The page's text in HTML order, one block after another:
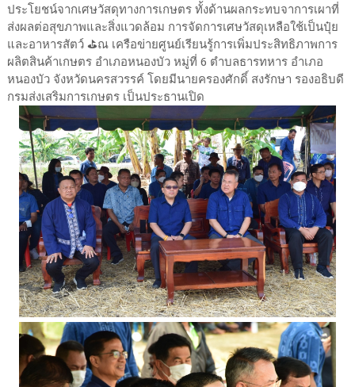
ประโยชน์จากเศษวัสดุทางการเกษตร ทั้งด้านผลกระทบจาการเผาที่
ส่งผลต่อสุขภาพและสิ่งแวดล้อม การจัดการเศษวัสดุเหลือใช้เป็นปุ๋ย
และอาหารสัตว์ ⛳️ณ เครือข่ายศูนย์เรียนรู้การเพิ่มประสิทธิภาพการ
ผลิตสินค้าเกษตร อำเภอหนองบัว หมู่ที่ 6 ตำบลธารทหาร อำเภอ
หนองบัว จังหวัดนครสวรรค์ โดยมีนายครองศักดิ์ สงรักษา รองอธิบดี
กรมส่งเสริมการเกษตร เป็นประธานเปิด